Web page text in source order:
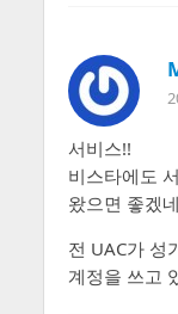
서비스!!
비스타에도
왔으면 좋겠
전 UAC가
계정을 쓰고